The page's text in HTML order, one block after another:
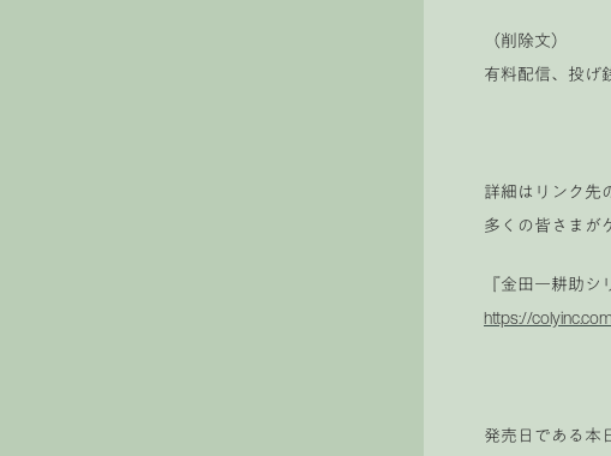
（削除文）
有料配信、投げ
詳細はリンク先
多くの皆さまが
『金田一耕助
https://
発売日である本